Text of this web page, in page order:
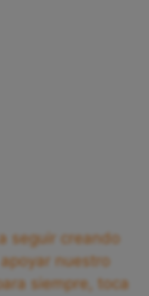
seguir creando
nuestro
siempre, toca